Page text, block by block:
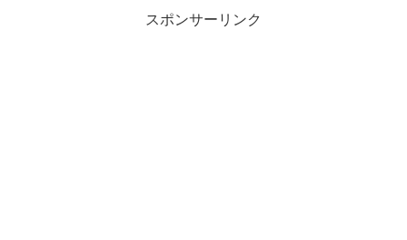
スポンサーリンク